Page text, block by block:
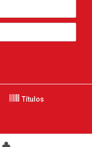
Títulos